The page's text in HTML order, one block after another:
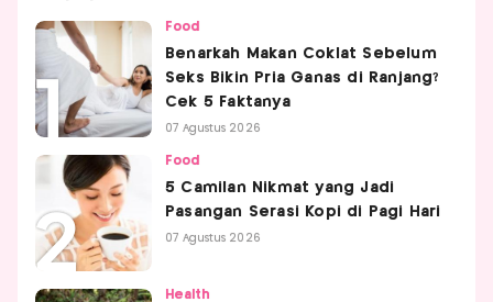
Food
Benarkah Makan Coklat Sebelum
Seks Bikin Pria Ganas di Ranjang?
Cek 5 Faktanya
07 Agustus 2026
Food
5 Camilan Nikmat yang Jadi
Pasangan Serasi Kopi di Pagi Hari
07 Agustus 2026
Health